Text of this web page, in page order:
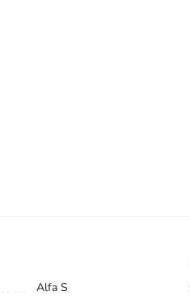
Alfa S